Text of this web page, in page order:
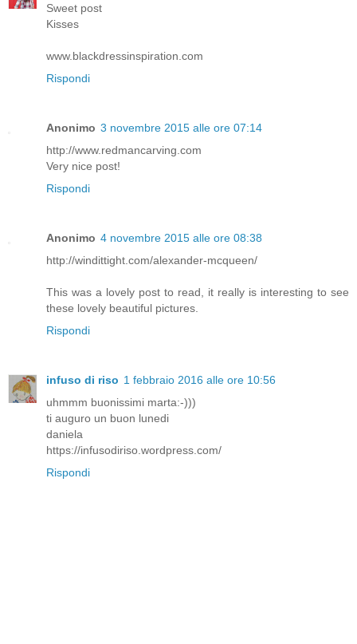
Sweet post
Kisses
www.blackdressinspiration.com
Rispondi
Anonimo 3 novembre 2015 alle ore 07:14
http://www.redmancarving.com
Very nice post!
Rispondi
Anonimo 4 novembre 2015 alle ore 08:38
http://windittight.com/alexander-mcqueen/
This was a lovely post to read, it really is interesting to see
these lovely beautiful pictures.
Rispondi
infuso di riso 1 febbraio 2016 alle ore 10:56
uhmmm buonissimi marta:-)))
ti auguro un buon lunedi
daniela
https://infusodiriso.wordpress.com/
Rispondi